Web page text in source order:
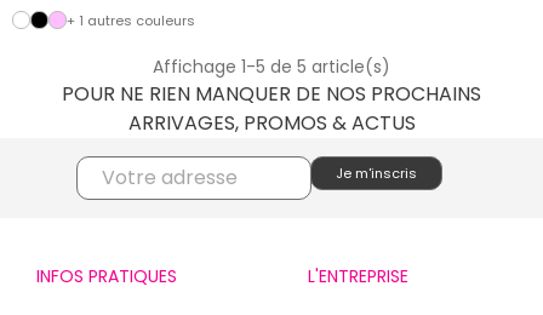
+ 1 autres couleurs
Affichage 1-5 de 5 article(s)
POUR NE RIEN MANQUER DE NOS PROCHAINS
ARRIVAGES, PROMOS & ACTUS
INFOS PRATIQUES L'ENTREPRISE